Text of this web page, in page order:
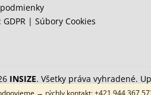
→ rýchly kontakt: +421 944 367
| Súbory Cookies
INSIZE. Všetky práva vyhradené.